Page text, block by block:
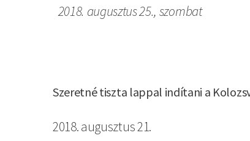
2018. augusztus 25., szombat
Szeretné tiszta lappal indítani a
2018. augusztus 21.